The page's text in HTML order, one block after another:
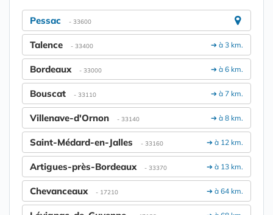
Pessac - 33600
➔ à 3 km.
Talence - 33400
➔ à 6 km.
Bordeaux - 33000
➔ à 7 km.
Bouscat - 33110
➔ à 8 km.
Villenave-d'Ornon - 33140
➔ à 12 km.
Saint-Médard-en-Jalles - 33160
➔ à 13 km.
Artigues-près-Bordeaux - 33370
➔ à 64 km.
Chevanceaux - 17210